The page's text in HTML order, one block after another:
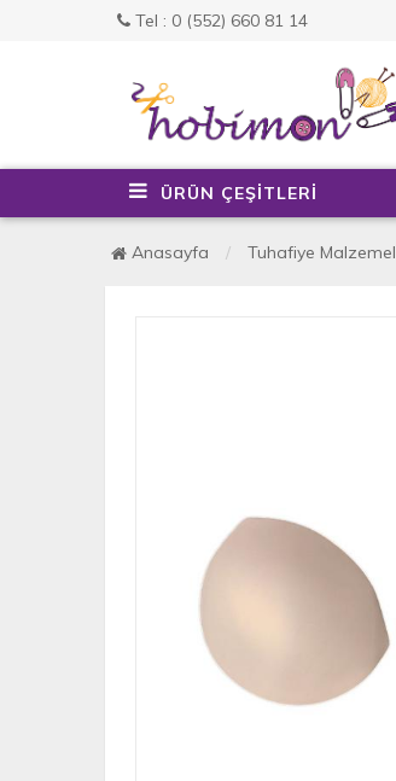
Tel : 0 (552) 660 81 14
ÜRÜN ÇEŞİTLERİ
Anasayfa Tuhafiye